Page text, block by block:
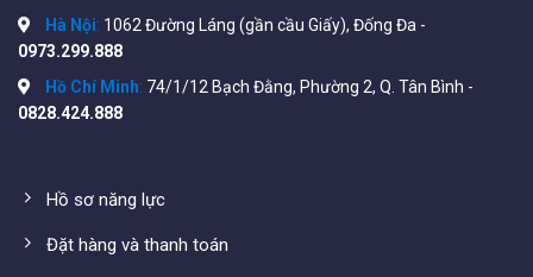
Hà Nội: 1062 Đường Láng (gần cầu Giấy), Đống Đa -
0973.299.888
Hồ Chí Minh: 74/1/12 Bạch Đằng, Phường 2, Q. Tân Bình -
0828.424.888
Hồ sơ năng lực
Đặt hàng và thanh toán